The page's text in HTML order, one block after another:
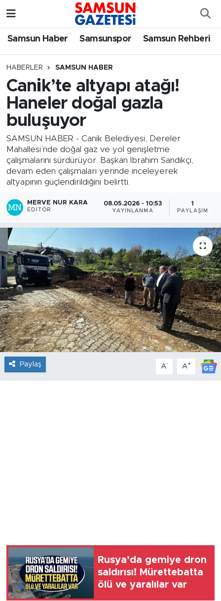
Samsun Haber Samsunspor Samsun Rehberi
HABERLER SAMSUN HABER
Canik’te altyapı atağı!
Haneler doğal gazla
buluşuyor
SAMSUN HABER - Canik Belediyesi, Dereler
Mahallesi’nde doğal gaz ve yol genişletme
çalışmalarını sürdürüyor. Başkan İbrahim Sandıkçı,
devam eden çalışmaları yerinde inceleyerek
altyapının güçlendirildiğini belirtti.
MERVE NUR KARA
EDITÖR
08.05.2026 - 10:53
YAYINLANMA
1
PAYLAŞIM
Paylaş A- A+
Rusya’da gemiye dron
saldırısı! Mürettebatta
ölü ve yaralılar var
Samsun Haber
Samsun Rehberi
Resmi İlanlar
Samsun Nöbetçi Eczaneler
SAMSUN Namaz Vakitleri
Samsun Trafik Yoğunluk Haritası
Süper Lig Puan Durumu ve Fikstür
Tüm Manşetler
Son Dakika Haberleri
Haber Arşivi